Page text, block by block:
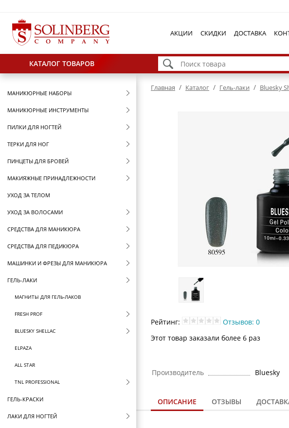
АКЦИИ СКИДКИ ДОСТАВКА
КАТАЛОГ ТОВАРОВ
МАНИКЮРНЫЕ НАБОРЫ
МАНИКЮРНЫЕ ИНСТРУМЕНТЫ
ПИЛКИ ДЛЯ НОГТЕЙ
ТЕРКИ ДЛЯ НОГ
ПИНЦЕТЫ ДЛЯ БРОВЕЙ
МАКИЯЖНЫЕ ПРИНАДЛЕЖНОСТИ
УХОД ЗА ТЕЛОМ
УХОД ЗА ВОЛОСАМИ
СРЕДСТВА ДЛЯ МАНИКЮРА
СРЕДСТВА ДЛЯ ПЕДИКЮРА
МАШИНКИ И ФРЕЗЫ ДЛЯ МАНИКЮРА
ГЕЛЬ-ЛАКИ
МАГНИТЫ ДЛЯ ГЕЛЬ-ЛАКОВ
FRESH PROF
BLUESKY SHELLAC
ELPAZA
ALL STAR
TNL PROFESSIONAL
ГЕЛЬ-КРАСКИ
ЛАКИ ДЛЯ НОГТЕЙ
Главная / Каталог / Гель-лаки / Bluesky
Рейтинг:
Отзывов: 0
Этот товар заказали более 6 раз
Производитель Bluesky
ОПИСАНИЕ ОТЗЫВЫ